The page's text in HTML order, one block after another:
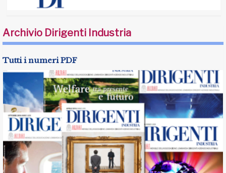
Archivio Dirigenti Industria
Tutti i numeri PDF